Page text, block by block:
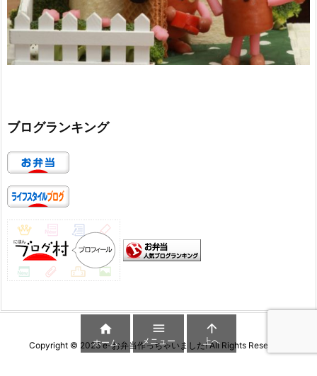
ブログランキング
Copyright © 2026 e-お弁当作っちゃいました!All Rights Reserved.

ホーム

メニュー

上へ